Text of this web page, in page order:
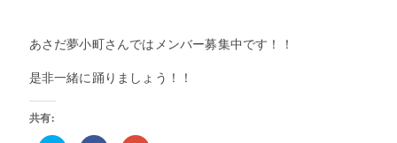
あさだ夢小町さんではメンバー募集中です！！
是非一緒に踊りましょう！！
共有: